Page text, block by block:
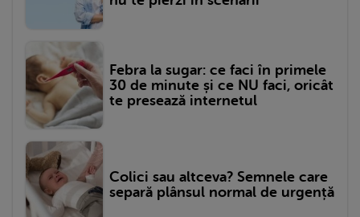
Febra la sugar: ce faci în primele
30 de minute și ce NU faci, oricât
te presează internetul
Colici sau altceva? Semnele care
separă plânsul normal de urgență